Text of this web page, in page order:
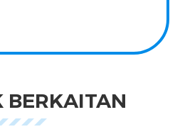
BERKAITAN